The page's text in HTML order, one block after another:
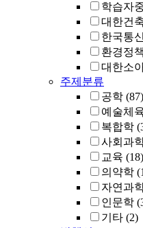
학습자
대한건
한국통
환경정책
대한소
주제분류
공학 (87)
예술체
복합학
사회과
교육 (18)
의약학
자연과
인문학
기타 (2)